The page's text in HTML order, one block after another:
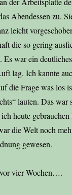
Abendessen zu.
leicht
die so gering
Es war ein
lag. Ich kannte
die Frage was los
lauten. Das war
heute
die Welt noch
gewesen.
vier Wochen….